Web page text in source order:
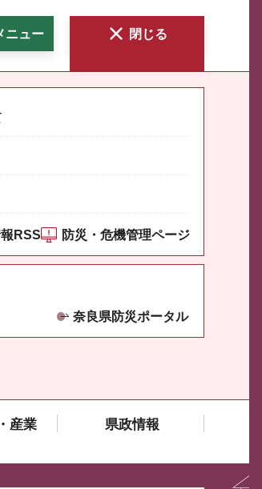
ニュー 閉じる
RSS 防災・危機管理ページ
奈良県防災ポータル
産業 県政情報